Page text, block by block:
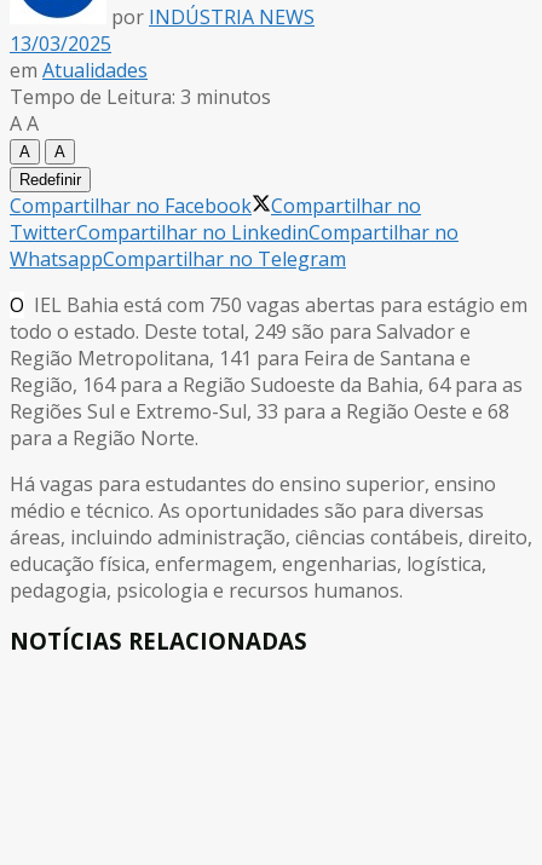
por INDÚSTRIA NEWS
13/03/2025
em Atualidades
Tempo de Leitura: 3 minutos
AA
A
A
Redefinir
Compartilhar no Facebook
Compartilhar no
TwitterCompartilhar no LinkedinCompartilhar no
WhatsappCompartilhar no Telegram
O IEL Bahia está com 750 vagas abertas para estágio em
todo o estado. Deste total, 249 são para Salvador e
Região Metropolitana, 141 para Feira de Santana e
Região, 164 para a Região Sudoeste da Bahia, 64 para as
Regiões Sul e Extremo-Sul, 33 para a Região Oeste e 68
para a Região Norte.
Há vagas para estudantes do ensino superior, ensino
médio e técnico. As oportunidades são para diversas
áreas, incluindo administração, ciências contábeis, direito,
educação física, enfermagem, engenharias, logística,
pedagogia, psicologia e recursos humanos.
NOTÍCIAS RELACIONADAS